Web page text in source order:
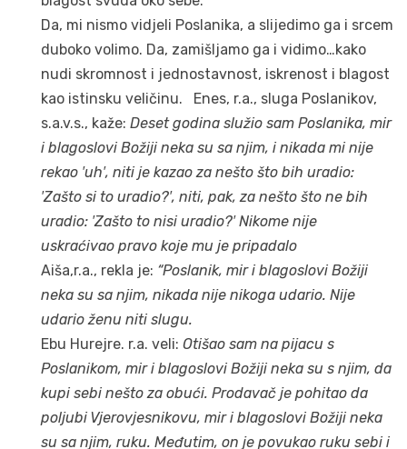
Da, mi nismo vidjeli Poslanika, a slijedimo ga i srcem
duboko volimo. Da, zamišljamo ga i vidimo…kako
nudi skromnost i jednostavnost, iskrenost i blagost
kao istinsku veličinu. Enes, r.a., sluga Poslanikov,
s.a.v.s., kaže: Deset godina služio sam Poslanika, mir
i blagoslovi Božiji neka su sa njim, i nikada mi nije
rekao ′uh′, niti je kazao za nešto što bih uradio:
′Zašto si to uradio?′, niti, pak, za nešto što ne bih
uradio: ′Zašto to nisi uradio?′ Nikome nije
uskraćivao pravo koje mu je pripadalo
Aiša,r.a., rekla je: “Poslanik, mir i blagoslovi Božiji
neka su sa njim, nikada nije nikoga udario. Nije
udario ženu niti slugu.
Ebu Hurejre. r.a. veli: Otišao sam na pijacu s
Poslanikom, mir i blagoslovi Božiji neka su s njim, da
kupi sebi nešto za obući. Prodavač je pohitao da
poljubi Vjerovjesnikovu, mir i blagoslovi Božiji neka
su sa njim, ruku. Međutim, on je povukao ruku sebi i